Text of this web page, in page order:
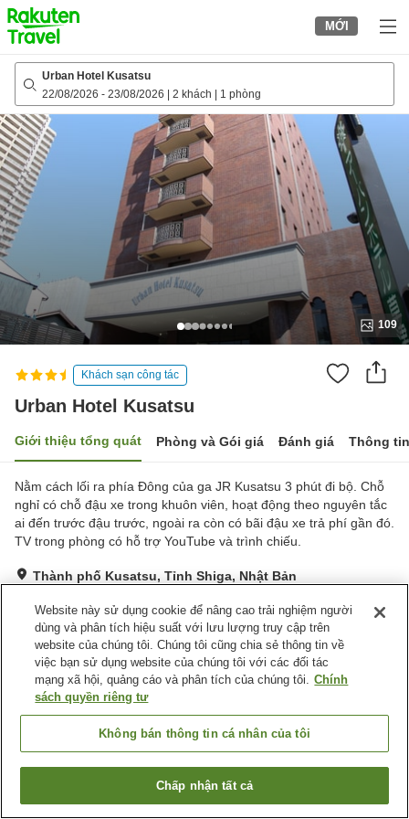
to
top
page
MỚI
Urban Hotel Kusatsu
22/08/2026 - 23/08/2026 2 khách 1 phòng
109
Khách sạn công tác
Urban Hotel Kusatsu
Giới thiệu tổng quát Phòng và Gói giá Đánh giá Thông
Nằm cách lối ra phía Đông của ga JR Kusatsu 3 phút đi bộ. Chỗ
nghỉ có chỗ đậu xe trong khuôn viên, hoạt động theo nguyên tắc
ai đến trước đậu trước, ngoài ra còn có bãi đậu xe trả phí gần đó.
TV trong phòng có hỗ trợ YouTube và trình chiếu.
Thành phố Kusatsu, Tỉnh Shiga, Nhật Bản
Tốt Đánh giá:603lượt
Tiện nghi chỗ nghỉ
Bãi đỗ xe
Trang chủ Nhật Bản Tỉnh Shiga
Thành phố Kusatsu
Tìm phòng trống
Website này sử dụng cookie để nâng cao trải nghiệm người
dùng và phân tích hiệu suất với lưu lượng truy cập trên
website của chúng tôi. Chúng tôi cũng chia sẻ thông tin về
việc bạn sử dụng website của chúng tôi với các đối tác
mạng xã hội, quảng cáo và phân tích của chúng tôi. Chính
sách quyền riêng tư
Không bán thông tin cá nhân của tôi
Chấp nhận tất cả